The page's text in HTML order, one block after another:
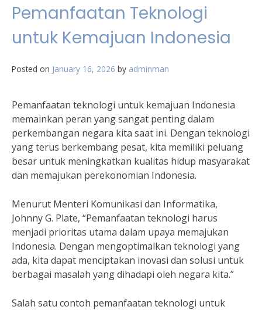
Pemanfaatan Teknologi
untuk Kemajuan Indonesia
Posted on January 16, 2026 by adminman
Pemanfaatan teknologi untuk kemajuan Indonesia
memainkan peran yang sangat penting dalam
perkembangan negara kita saat ini. Dengan teknologi
yang terus berkembang pesat, kita memiliki peluang
besar untuk meningkatkan kualitas hidup masyarakat
dan memajukan perekonomian Indonesia.
Menurut Menteri Komunikasi dan Informatika,
Johnny G. Plate, “Pemanfaatan teknologi harus
menjadi prioritas utama dalam upaya memajukan
Indonesia. Dengan mengoptimalkan teknologi yang
ada, kita dapat menciptakan inovasi dan solusi untuk
berbagai masalah yang dihadapi oleh negara kita.”
Salah satu contoh pemanfaatan teknologi untuk